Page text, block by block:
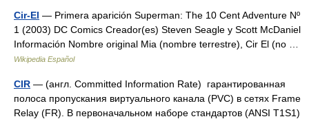
Cir-El — Primera aparición Superman: The 10 Cent Adventure Nº
1 (2003) DC Comics Creador(es) Steven Seagle y Scott McDaniel
Información Nombre original Mia (nombre terrestre), Cir El (no …
Wikipedia Español
CIR — (англ. Committed Information Rate) гарантированная
полоса пропускания виртуального канала (PVC) в сетях Frame
Relay (FR). В первоначальном наборе стандартов (ANSI T1S1)